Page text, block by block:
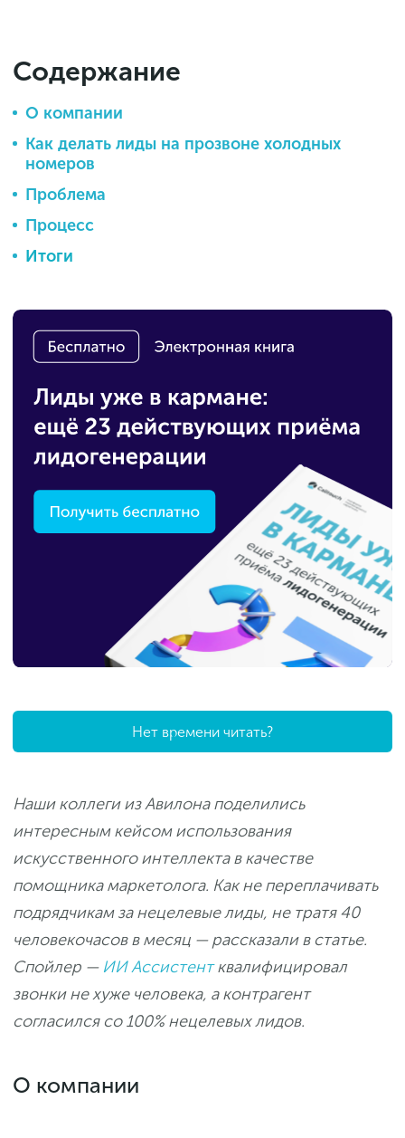
Содержание
О компании
Как делать лиды на прозвоне холодных
номеров
Проблема
Процесс
Итоги
Нет времени читать?
Наши коллеги из Авилона поделились
интересным кейсом использования
искусственного интеллекта в качестве
помощника маркетолога. Как не переплачивать
подрядчикам за нецелевые лиды, не тратя 40
человекочасов в месяц — рассказали в статье.
Спойлер — ИИ Ассистентквалифицировал
звонки не хуже человека, а контрагент
согласился со 100% нецелевых лидов.
О компании